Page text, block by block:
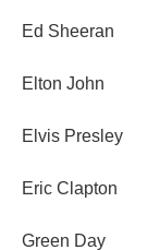
Ed Sheeran
Elton John
Elvis Presley
Eric Clapton
Green Day